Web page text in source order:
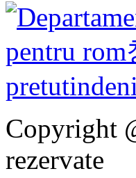
Copyright
rezervate